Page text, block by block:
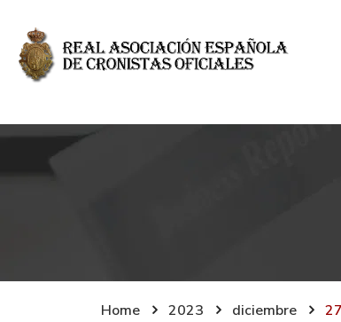
Home 2023 diciembre 27